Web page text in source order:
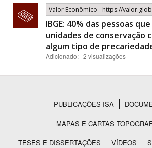
Valor Econômico - https://
IBGE: 40% das pessoas
unidades de conservação
algum tipo de
Adicionado: | 2 visualizações
Rodapé
PUBLICAÇÕES ISA
MAPAS E CARTAS
TESES E DISSERTAÇÕES
VÍDEOS